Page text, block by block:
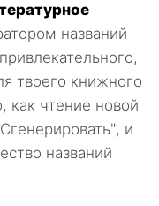
названий
твоего книжного
как чтение новой
и
названий